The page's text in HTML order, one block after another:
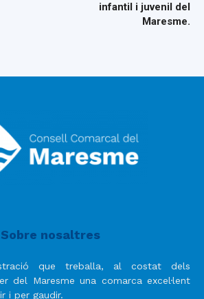
infantil i juvenil del
Maresme.
Sobre nosaltres
que treballa, al costat dels
del Maresme una comarca excel·lent
i per gaudir.